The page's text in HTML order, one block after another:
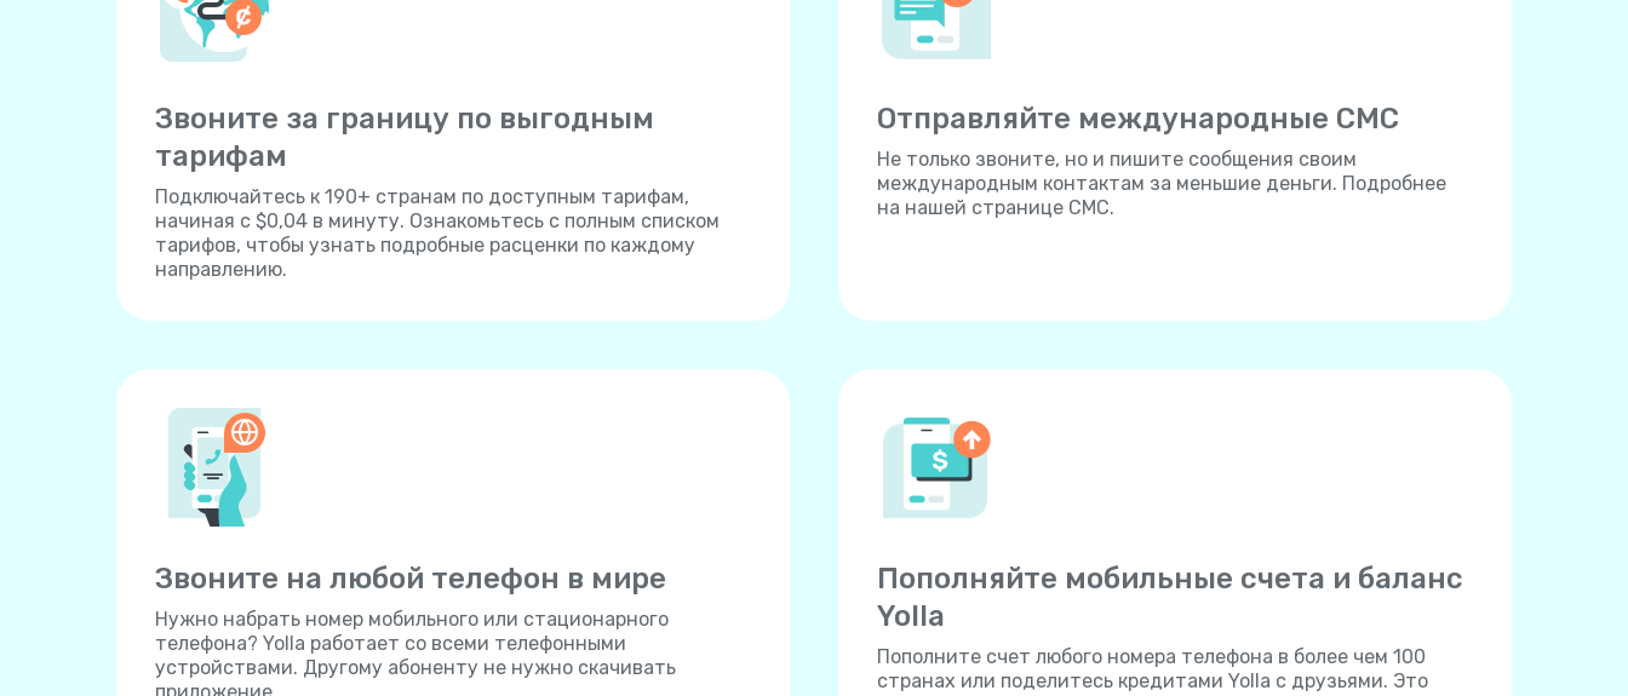
Звоните за границу по выгодным
тарифам
Подключайтесь к 190+ странам по доступным тарифам,
начиная с $0,04 в минуту. Ознакомьтесь с полным списком
тарифов, чтобы узнать подробные расценки по каждому
направлению.
Отправляйте международные СМС
Не только звоните, но и пишите сообщения своим
международным контактам за меньшие деньги. Подробнее
на нашей странице СМС.
Звоните на любой телефон в мире
Нужно набрать номер мобильного или стационарного
телефона? Yolla работает со всеми телефонными
устройствами. Другому абоненту не нужно скачивать
Пополняйте мобильные счета и баланс
Yolla
Пополните счет любого номера телефона в более чем 100
странах или поделитесь кредитами Yolla с друзьями. Это